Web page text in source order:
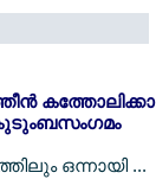
കത്തോലിക്കാ
ഒന്നായി ...